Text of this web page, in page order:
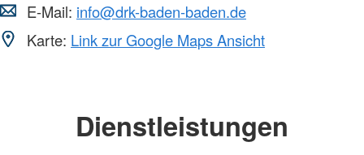
E-Mail: info@drk-baden-baden.de
Karte: Link zur Google Maps Ansicht
Dienstleistungen